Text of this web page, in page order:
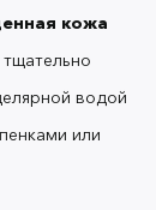
оно не
века.
кожа
водой
или